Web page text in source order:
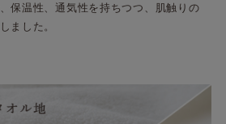
保温性、通気性を持ちつつ、肌触りの
ました。